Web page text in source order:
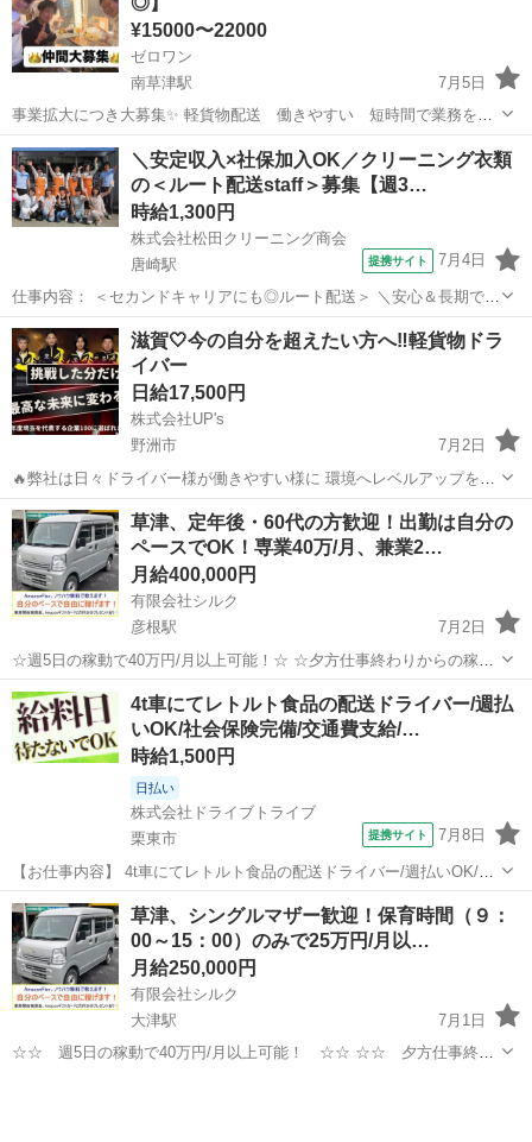
¥15000〜22000
ゼロワン
南草津駅
7月5日
事業拡大につき大募集✨ 軽貨物配送 働きやすい 短時間で業務を終
わらせる など staff第一で前進中！！👏 今がチャンスです㊙️ この春🌸
大学生、フリーター大募集✨ ◽️休みの日や学校終わりなど⭕️ ◽️高時給
...
滋賀 草津市 南草津駅 配送
＼安定収入×社保加入OK／クリーニング衣類
の＜ルート配送staff＞募集【週3…
時給1,300円
株式会社松田クリーニング商会
唐崎駅
提携サイト 7月4日
仕事内容： ＜セカンドキャリアにも◎ルート配送＞ ＼安心＆長期で活
躍できる会社です／ ◎運転好きさんにピッタリ ◎9～18時の時間固定
だから安心 ◎安定して働ける＆社保加入OK ◎幅広い年代の男女スタ
ッフ活躍中 「配送の...
滋賀 大津市 唐崎駅 配送
滋賀🤍今の自分を超えたい方へ‼️軽貨物ドラ
イバー
日給17,500円
株式会社UP's
野洲市
7月2日
🔥弊社は日々ドライバー様が働きやすい様に 環境へレベルアップをし
ております🔥 🛑年4回の昇給制度 ・年間で最高4回毎月のお給料ベース
が上がる 🛑昇格制度 ・能力や役割のレベルが引き上げられる！ 🛑独
自のインティブ制度 ...
滋賀 野洲市 配送 荷物
草津、定年後・60代の方歓迎！出勤は自分の
ペースでOK！専業40万/月、兼業2…
月給400,000円
有限会社シルク
彦根駅
7月2日
☆週5日の稼動で40万円/月以上可能！☆ ☆夕方仕事終わりからの稼
働、休日の稼動で20万円/月以上可能！☆ ☆雇われない働き方、自由な
スタイルでの働き方を【Amazon Flex】で始めましょう！☆ 個人事業
主とし...
滋賀 草津市 彦根駅 Amazon
4t車にてレトルト食品の配送ドライバー/週払
いOK/社会保険完備/交通費支給/…
時給1,500円
日払い
株式会社ドライブトライブ
栗東市
提携サイト 7月8日
【お仕事内容】 4t車にてレトルト食品の配送ドライバー/週払いOK/社
会保険完備/交通費支給/栗東市 高収入月収31万円以上！困った時に助
かる日払い出来る！ 勤務地： 滋賀県栗東市 4t車にてレトルト食品の
配送ドライバー ...
滋賀 栗東市 配送
草津、シングルマザー歓迎！保育時間（９：
00～15：00）のみで25万円/月以…
月給250,000円
有限会社シルク
大津駅
7月1日
☆☆ 週5日の稼動で40万円/月以上可能！ ☆☆ ☆☆ 夕方仕事終わ